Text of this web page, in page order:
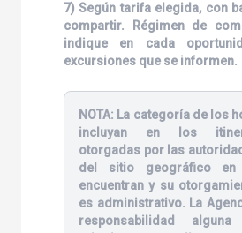
7) Según tarifa elegida, con
compartir. Régimen de
indique en cada
excursiones que se informen.
NOTA: La categoría de los
incluyan en los
otorgadas por las
del sitio geográfico
encuentran y su
es administrativo. La
responsabilidad